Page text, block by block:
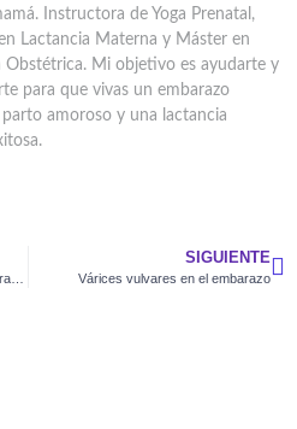
Instructora de Yoga Prenatal,
Lactancia Materna y Máster en
Obstétrica. Mi objetivo es ayudarte y
para que vivas un embarazo
amoroso y una lactancia
Me ha salido mucho vello en el embarazo ¿es normal?
SIGUIENTE
Várices vulvares en el embarazo